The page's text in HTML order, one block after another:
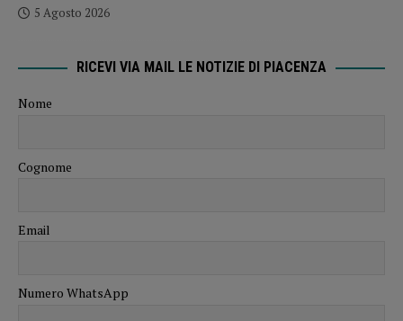
5 Agosto 2026
RICEVI VIA MAIL LE NOTIZIE DI PIACENZA
Nome
Cognome
Email
Numero WhatsApp